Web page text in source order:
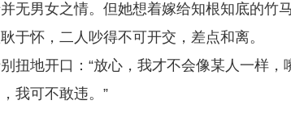
无男女之情。但她想着嫁给知根知底的竹
于怀，二人吵得不可开交，差点和离。
扭地开口：“放心，我才不会像某人一样
我可不敢违。”